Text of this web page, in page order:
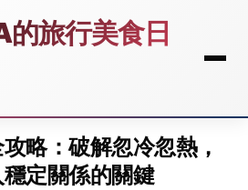
旅行美食日
略：破解忽冷忽熱，
定關係的關鍵